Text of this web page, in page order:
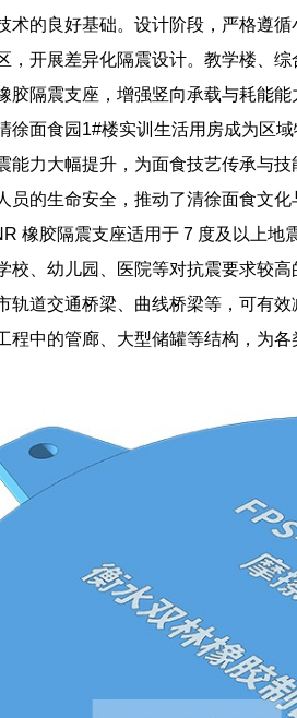
术的良好基础。设计阶段，严格遵
，开展差异化隔震设计。教学楼、
胶隔震支座，增强竖向承载与耗能
徐面食园1#楼实训生活用房成为区
能力大幅提升，为面食技艺传承与
员的生命安全，推动了清徐面食文化
橡胶隔震支座适用于 7 度及以上
校、幼儿园、医院等对抗震要求较
轨道交通桥梁、曲线桥梁等，可有
程中的管廊、大型储罐等结构，为各